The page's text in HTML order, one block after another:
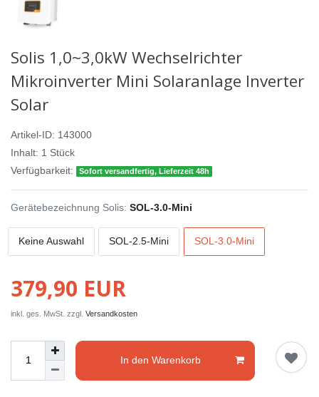
Solis 1,0~3,0kW Wechselrichter
Mikroinverter Mini Solaranlage Inverter
Solar
Artikel-ID: 143000
Inhalt: 1 Stück
Verfügbarkeit:
Sofort versandfertig, Lieferzeit 48h
Gerätebezeichnung Solis: SOL-3.0-Mini
Keine Auswahl SOL-2.5-Mini SOL-3.0-Mini
379,90 EUR
inkl. ges. MwSt. zzgl. Versandkosten
In den Warenkorb